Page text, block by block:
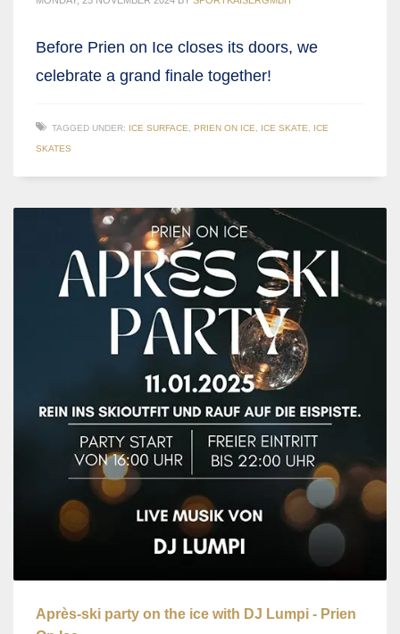
Before Prien on Ice closes its doors, we
celebrate a grand finale together!
TAGGED UNDER: ICE SURFACE, PRIEN ON ICE, ICE SKATE, ICE
SKATES
Après-ski party on the ice with DJ Lumpi - Prien